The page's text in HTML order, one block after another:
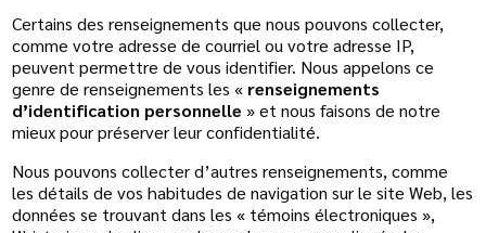
Certains des renseignements que nous pouvons collecter,
comme votre adresse de courriel ou votre adresse IP,
peuvent permettre de vous identifier. Nous appelons ce
genre de renseignements les « renseignements
d’identification personnelle » et nous faisons de notre
mieux pour préserver leur confidentialité.
Nous pouvons collecter d’autres renseignements, comme
les détails de vos habitudes de navigation sur le site Web, les
données se trouvant dans les « témoins électroniques »,